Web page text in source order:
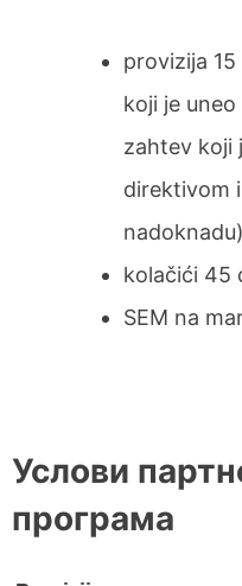
provizija
koji je
zahtev koji
direktivom
nadoknadu)
kolačići 45
SEM na
Услови
програма